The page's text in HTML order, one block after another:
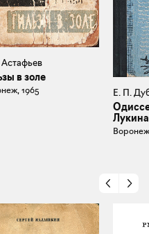
в золе
1965 Е. П.
Лукина